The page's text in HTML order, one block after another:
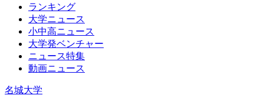
ランキング
大学ニュース
小中高ニュース
大学発ベンチャー
ニュース特集
動画ニュース
名城大学